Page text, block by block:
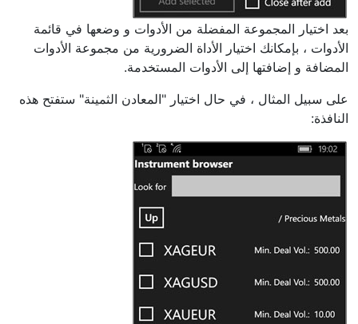
بعد اختيار المجموعة المفضلة من الأدوات و وضعها في قائمة
الأدوات ، بإمكانك اختيار الأداة الضرورية من مجموعة الأدوات
المضافة و إضافتها إلى الأدوات المستخدمة.
على سبيل المثال ، في حال اختيار "المعادن الثمينة" ستفتح هذه
النافذة: